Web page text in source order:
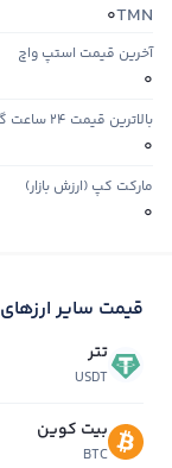
TMN
0
آخرین قیمت استپ واچ
0
بالاترین قیمت ۲۴ ساعت گذشته
0
مارکت کپ (ارزش بازار)
0
قیمت سایر
تتر
USDT
بیت کوین
BTC